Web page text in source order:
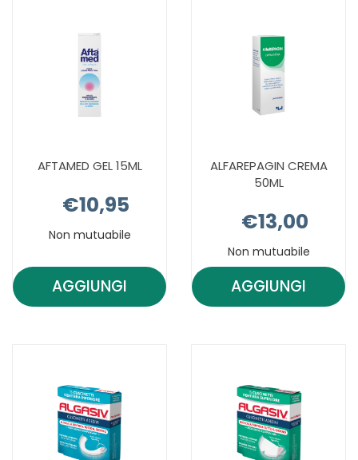
AFTAMED GEL 15ML
€10,95
Non mutuabile
AGGIUNGIAGGIUNGI AFTAMED
ALFAREPAGIN CREMA
50ML
€13,00
Non mutuabile
AGGIUNGIAGGIUNGI